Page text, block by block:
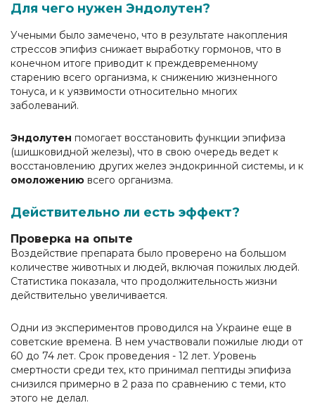
Для чего нужен Эндолутен?
Учеными было замечено, что в результате накопления
стрессов эпифиз снижает выработку гормонов, что в
конечном итоге приводит к преждевременному
старению всего организма, к снижению жизненного
тонуса, и к уязвимости относительно многих
заболеваний.
Эндолутен помогает восстановить функции эпифиза
(шишковидной железы), что в свою очередь ведет к
восстановлению других желез эндокринной системы, и к
омоложению всего организма.
Действительно ли есть эффект?
Проверка на опыте
Воздействие препарата было проверено на большом
количестве животных и людей, включая пожилых людей.
Статистика показала, что продолжительность жизни
действительно увеличивается.
Одни из экспериментов проводился на Украине еще в
советские времена. В нем участвовали пожилые люди от
60 до 74 лет. Срок проведения - 12 лет. Уровень
смертности среди тех, кто принимал пептиды эпифиза
снизился примерно в 2 раза по сравнению с теми, кто
этого не делал.